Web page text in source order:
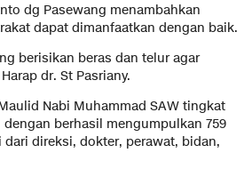
dg Pasewang menambahkan
dapat dimanfaatkan dengan baik.
berisikan beras dan telur agar
dr. St Pasriany.
Nabi Muhammad SAW tingkat
berhasil mengumpulkan 759
direksi, dokter, perawat, bidan,